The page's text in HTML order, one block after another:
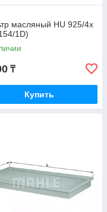
масляный HU 925/4x
1D)
₸
Купить